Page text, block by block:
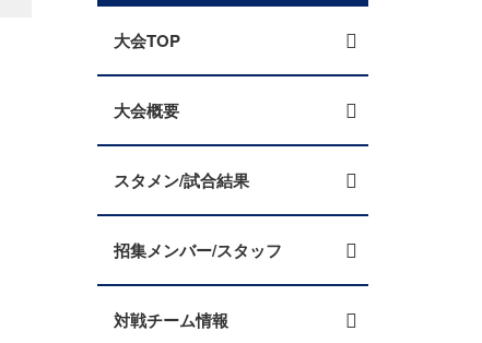
大会TOP
大会概要
スタメン/試合結果
招集メンバー/スタッフ
対戦チーム情報